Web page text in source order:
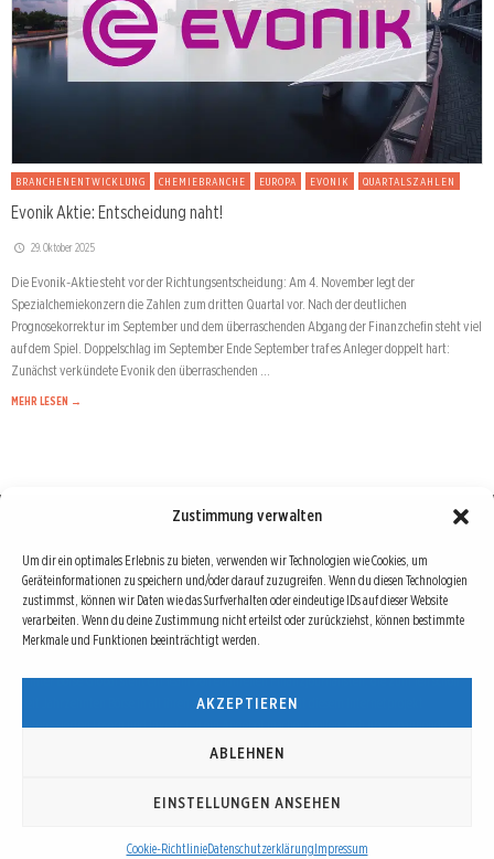
Zustimmung verwalten
Um dir ein optimales Erlebnis zu bieten, verwenden wir Technologien wie Cookies, um
Geräteinformationen zu speichern und/oder darauf zuzugreifen. Wenn du diesen Technologien
zustimmst, können wir Daten wie das Surfverhalten oder eindeutige IDs auf dieser Website
verarbeiten. Wenn du deine Zustimmung nicht erteilst oder zurückziehst, können bestimmte
Merkmale und Funktionen beeinträchtigt werden.
AKZEPTIEREN
ABLEHNEN
EINSTELLUNGEN ANSEHEN
Cookie-RichtlinieDatenschutzerklärungImpressum
BRANCHENENTWICKLUNG CHEMIEBRANCHE EUROPA EVONIK QUARTALSZAHLEN
Evonik Aktie: Entscheidung naht!
29. Oktober 2025
Die Evonik-Aktie steht vor der Richtungsentscheidung: Am 4. November legt der
Spezialchemiekonzern die Zahlen zum dritten Quartal vor. Nach der deutlichen
Prognosekorrektur im September und dem überraschenden Abgang der Finanzchefin steht viel
auf dem Spiel. Doppelschlag im September Ende September traf es Anleger doppelt hart:
Zunächst verkündete Evonik den überraschenden …
MEHR LESEN →
Börse : lokal, international, global
Erfolgreiche Börsengeschäfte bedingen vor allem drei Dinge: Verlässliche Informationen,
richtige Interpretationen und unabhängige Informationsquellen. Diese drei Bausteine sind
auch die redaktionelle Leitlinie von Börse Global.
Hinter Börse Global steht ein Team von erfahrenen Finanzjournalisten, die zum Teil schon
seit Jahrzehnten Börse in all ihren Facetten leben und mit diesem Internetprojekt
interessierten Lesern und Investoren ein Angebot machen wollen, sich über spannende
Entwicklungen, Tendenzen, Chancen und Risiken von Börsen-Investments zu informieren.
AGB Impressum Datenschutzerklärung